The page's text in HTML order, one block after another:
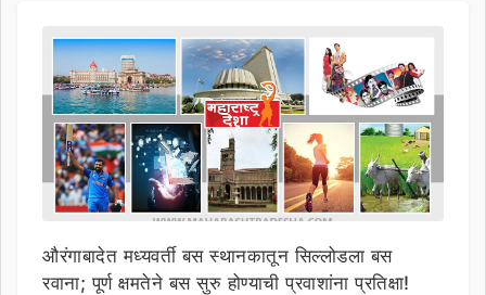
औरंगाबादेत मध्यवर्ती बस स्थानकातून सिल्लोडला बस
रवाना; पूर्ण क्षमतेने बस सुरु होण्याची प्रवाशांना प्रतिक्षा!